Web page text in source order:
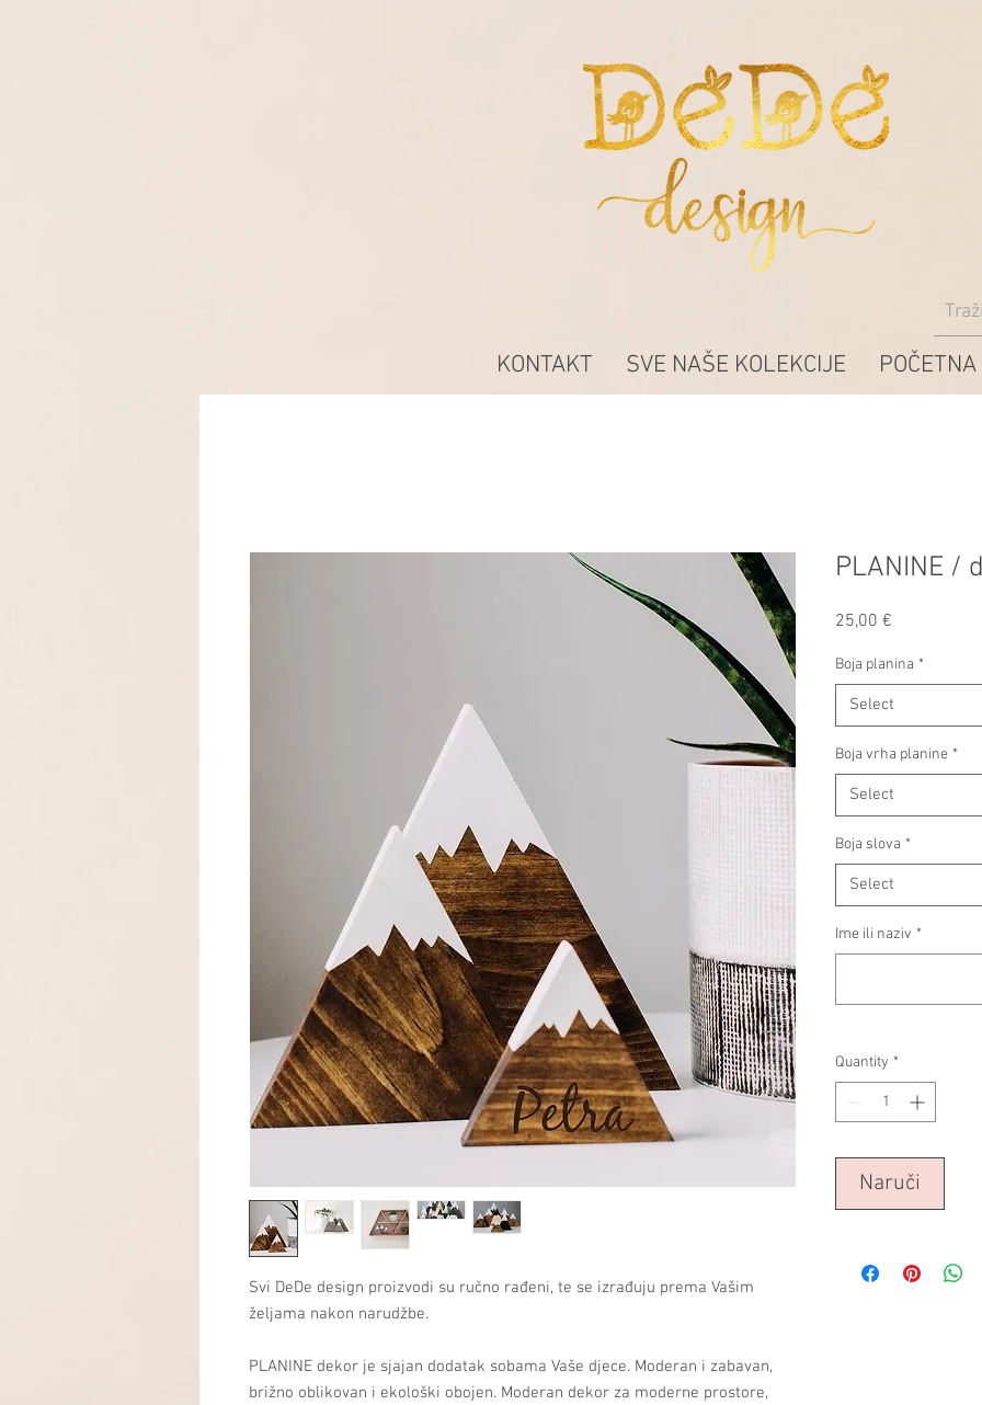
POČETNA
SVE NAŠE KOLEKCIJE
KONTAKT
Svi DeDe design proizvodi su ručno rađeni, te se izrađuju prema Vašim
željama nakon narudžbe.
PLANINE dekor je sjajan dodatak sobama Vaše djece. Moderan i zabavan,
brižno oblikovan i ekološki obojen. Moderan dekor za moderne prostore,
PLANINE /
25,00 €
Boja planina *
Select
Boja vrha planine *
Select
Boja slova *
Select
Ime ili naziv *
Quantity *
Naruči